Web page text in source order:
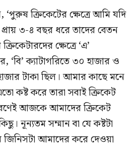
‘পুরুষ ক্রিকেটের ক্ষেত্রে আমি যদি
৩-৪ বছর ধরে তাদের বেতন
ক্ষেত্রে ‘এ’
‘বি’ ক্যাটাগরিতে ৩০ হাজার ও
টাকা ছিল। আমার কাছে মনে
কষ্ট করে তারা সবাই ক্রিকেট
আজকে আমাদের ক্রিকেট
নূন্যতম সম্মান বা যে কষ্টটা
আমাদের করে দেওয়া